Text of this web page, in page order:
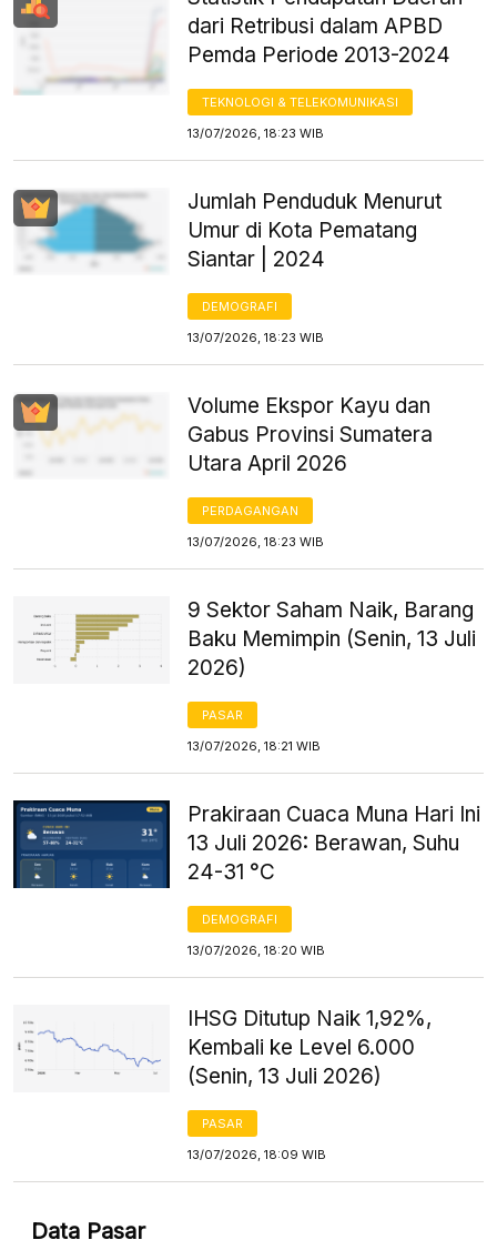
dari Retribusi dalam APBD
Pemda Periode 2013-2024
TEKNOLOGI & TELEKOMUNIKASI
13/07/2026, 18:23 WIB
Jumlah Penduduk Menurut
Umur di Kota Pematang
Siantar | 2024
DEMOGRAFI
13/07/2026, 18:23 WIB
Volume Ekspor Kayu dan
Gabus Provinsi Sumatera
Utara April 2026
PERDAGANGAN
13/07/2026, 18:23 WIB
9 Sektor Saham Naik, Barang
Baku Memimpin (Senin, 13 Juli
2026)
PASAR
13/07/2026, 18:21 WIB
Prakiraan Cuaca Muna Hari Ini
13 Juli 2026: Berawan, Suhu
24-31 °C
DEMOGRAFI
13/07/2026, 18:20 WIB
IHSG Ditutup Naik 1,92%,
Kembali ke Level 6.000
(Senin, 13 Juli 2026)
PASAR
13/07/2026, 18:09 WIB
Data Pasar